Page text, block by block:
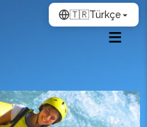
🇹🇷Türkçe